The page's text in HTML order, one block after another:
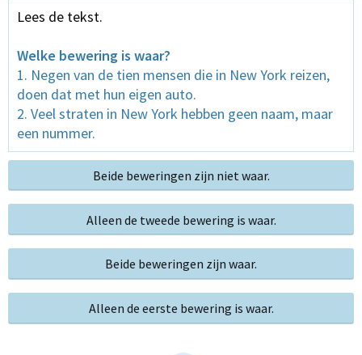
Lees de tekst.
Welke bewering is waar?
1. Negen van de tien mensen die in New York reizen,
doen dat met hun eigen auto.
2. Veel straten in New York hebben geen naam, maar
een nummer.
Beide beweringen zijn niet waar.
Alleen de tweede bewering is waar.
Beide beweringen zijn waar.
Alleen de eerste bewering is waar.